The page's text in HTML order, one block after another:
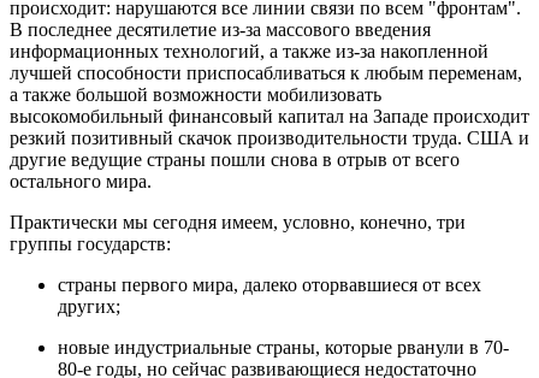
происходит: нарушаются все линии связи по всем "фронтам".
В последнее десятилетие из-за массового введения
информационных технологий, а также из-за накопленной
лучшей способности приспосабливаться к любым переменам,
а также большой возможности мобилизовать
высокомобильный финансовый капитал на Западе происходит
резкий позитивный скачок производительности труда. США и
другие ведущие страны пошли снова в отрыв от всего
остального мира.
Практически мы сегодня имеем, условно, конечно, три
группы государств:
страны первого мира, далеко оторвавшиеся от всех
других;
новые индустриальные страны, которые рванули в 70-
80-е годы, но сейчас развивающиеся недостаточно